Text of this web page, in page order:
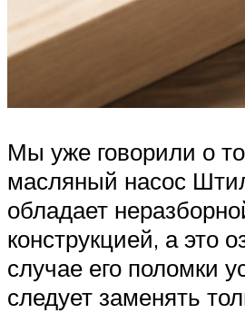
Мы уже говорили о
масляный насос
обладает
конструкцией, а это
случае его поломки
следует заменять